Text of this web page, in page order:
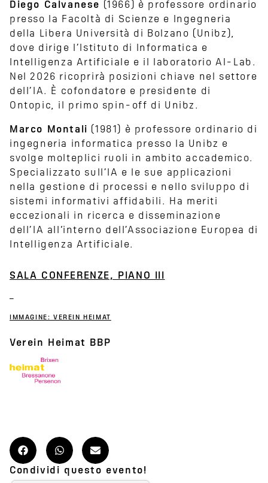
Diego Calvanese (1966) è professore ordinario
presso la Facoltà di Scienze e Ingegneria
della Libera Università di Bolzano (Unibz),
dove dirige l’Istituto di Informatica e
Intelligenza Artificiale e il laboratorio AI-Lab.
Nel 2026 ricoprirà posizioni chiave nel settore
dell’IA. È cofondatore e presidente di
Ontopic, il primo spin-off di Unibz.
Marco Montali (1981) è professore ordinario di
ingegneria informatica presso la Unibz e
svolge molteplici ruoli in ambito accademico.
Specializzato sull’IA e le sue applicazioni
nella gestione di processi e nello sviluppo di
sistemi informativi affidabili. Ha meriti
eccezionali in ricerca e disseminazione
dell’IA all‘interno dell’Associazione Europea di
Intelligenza Artificiale.
SALA CONFERENZE, PIANO III
IMMAGINE: VEREIN HEIMAT
Verein Heimat BBP
Condividi questo evento!